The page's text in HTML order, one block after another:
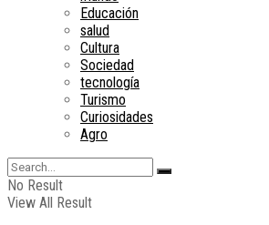
Educación
salud
Cultura
Sociedad
tecnología
Turismo
Curiosidades
Agro
No Result
View All Result